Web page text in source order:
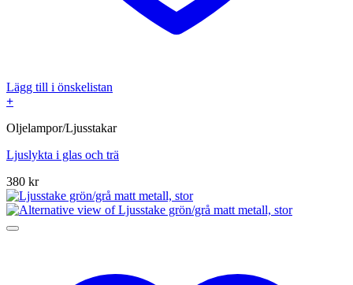
Lägg till i önskelistan
+
Oljelampor/Ljusstakar
Ljuslykta i glas och trä
380 kr